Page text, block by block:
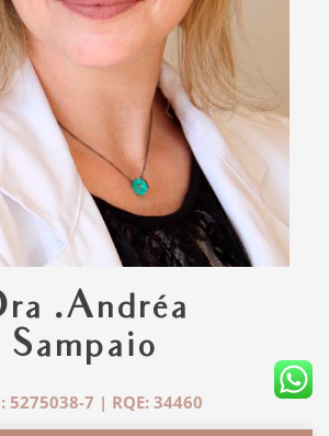
.Andréa
Sampaio
5275038-7 | RQE: 34460